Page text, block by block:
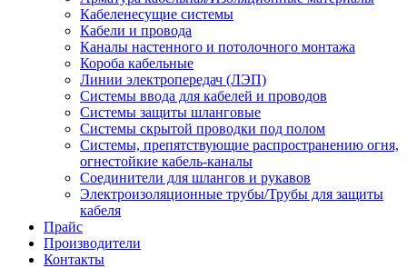
Кабеленесущие системы
Кабели и провода
Каналы настенного и потолочного монтажа
Короба кабельные
Линии электропередач (ЛЭП)
Системы ввода для кабелей и проводов
Системы защиты шланговые
Системы скрытой проводки под полом
Системы, препятствующие распространению огня,
огнестойкие кабель-каналы
Соединители для шлангов и рукавов
Электроизоляционные трубы/Трубы для защиты
кабеля
Прайс
Производители
Контакты